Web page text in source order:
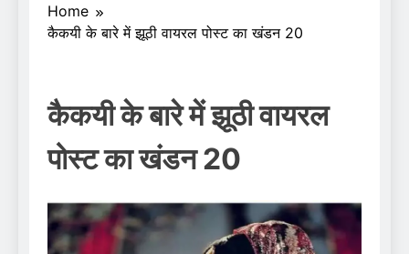
Home
कैकयी के बारे में झूठी वायरल पोस्ट का खंडन 20
कैकयी के बारे में झूठी वायरल
पोस्ट का खंडन 20